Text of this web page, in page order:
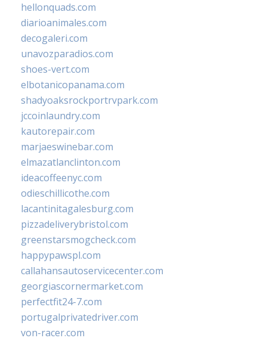
hellonquads.com
diarioanimales.com
decogaleri.com
unavozparadios.com
shoes-vert.com
elbotanicopanama.com
shadyoaksrockportrvpark.com
jccoinlaundry.com
kautorepair.com
marjaeswinebar.com
elmazatlanclinton.com
ideacoffeenyc.com
odieschillicothe.com
lacantinitagalesburg.com
pizzadeliverybristol.com
greenstarsmogcheck.com
happypawspl.com
callahansautoservicecenter.com
georgiascornermarket.com
perfectfit24-7.com
portugalprivatedriver.com
von-racer.com